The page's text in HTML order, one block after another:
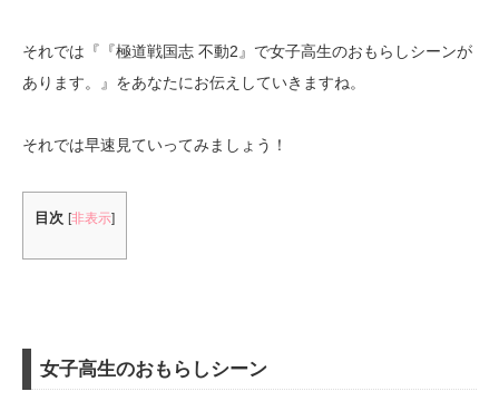
それでは『『極道戦国志 不動2』で女子高生のおもらしシーンが
あります。』をあなたにお伝えしていきますね。
それでは早速見ていってみましょう！
目次 [非表示]
女子高生のおもらしシーン